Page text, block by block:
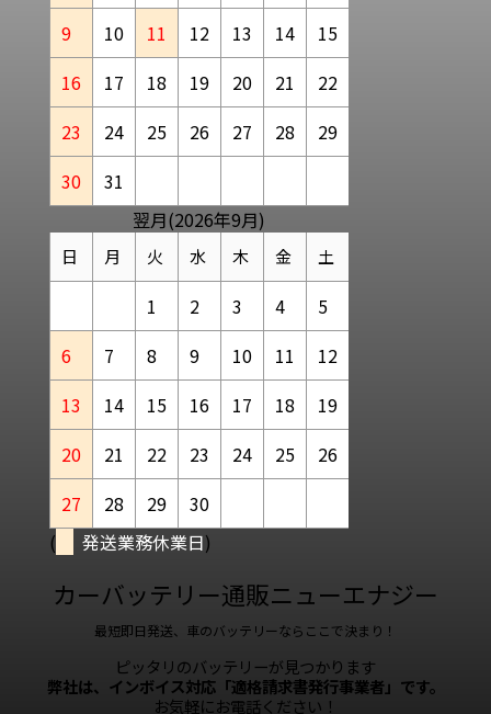
9
10 11 12 13 14
15
16
17 18 19 20 21
22
23
24 25 26 27 28
29
30
31
翌月(2026年9月)
日 月 火 水 木 金 土
1 2 3 4
5
6
7 8 9 10 11
12
13
14 15 16 17 18
19
20
21 22 23 24 25
26
27
28 29
30
(
発送業務休業日)
カーバッテリー通販ニューエナジー
最短即日発送、車のバッテリーならここで決まり！
ピッタリのバッテリーが見つかります
弊社は、インボイス対応「適格請求書発行事業者」です。
お気軽にお電話ください！